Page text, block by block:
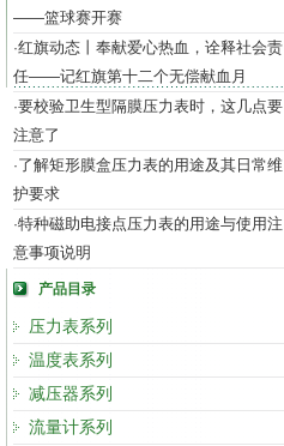
——篮球赛开赛
·红旗动态丨奉献爱心热血，诠释社会责
任——记红旗第十二个无偿献血月
·要校验卫生型隔膜压力表时，这几点要
注意了
·了解矩形膜盒压力表的用途及其日常维
护要求
·特种磁助电接点压力表的用途与使用注
意事项说明
产品目录
压力表系列
温度表系列
减压器系列
流量计系列